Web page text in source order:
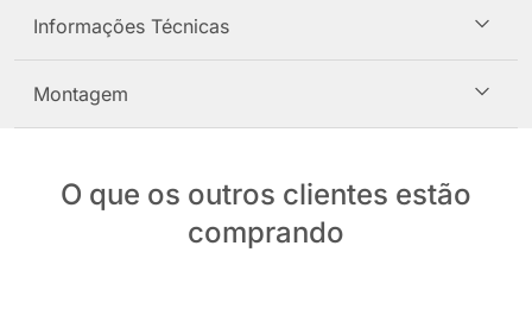
Informações Técnicas
Montagem
O que os outros clientes estão
comprando